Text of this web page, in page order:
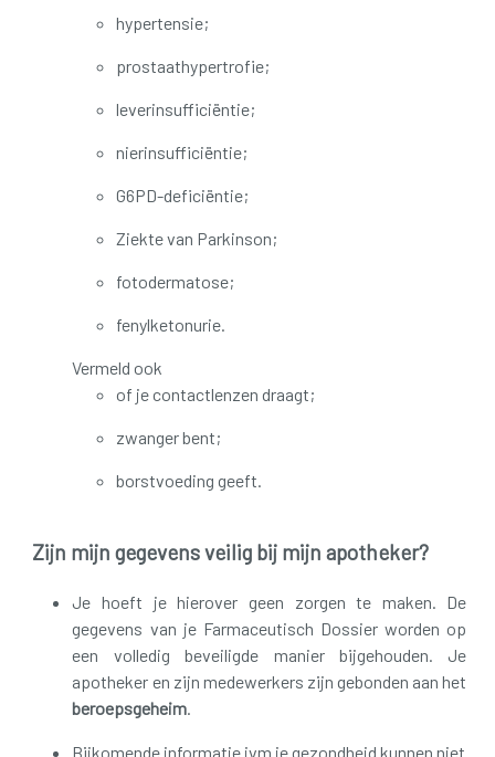
hypertensie;
prostaathypertrofie;
leverinsufficiëntie;
nierinsufficiëntie;
G6PD-deficiëntie;
Ziekte van Parkinson;
fotodermatose;
fenylketonurie.
Vermeld ook
of je contactlenzen draagt;
zwanger bent;
borstvoeding geeft.
Zijn mijn gegevens veilig bij mijn apotheker?
Je hoeft je hierover geen zorgen te maken. De
gegevens van je Farmaceutisch Dossier worden op
een volledig beveiligde manier bijgehouden. Je
apotheker en zijn medewerkers zijn gebonden aan het
beroepsgeheim
Bijkomende informatie ivm je gezondheid kunnen niet